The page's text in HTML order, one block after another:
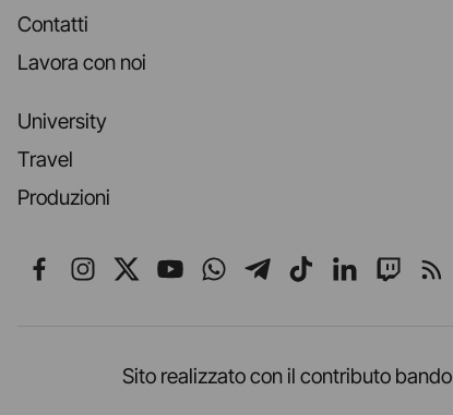
Contatti
Lavora con noi
University
Travel
Produzioni
Seguici su Facebook
Seguici su Instagram
Seguici su X
Seguici su YouTube
Seguici su
Seguici su
Seguici su
Seguici
Sito realizzato con il contributo